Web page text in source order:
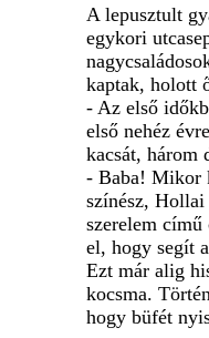
A lepusztult
egykori
kaptak, holott
- Az első
első nehéz
kacsát, három
- Baba! Mikor
színész,
szerelem című
el, hogy segít
Ezt már alig
kocsma.
hogy büfét